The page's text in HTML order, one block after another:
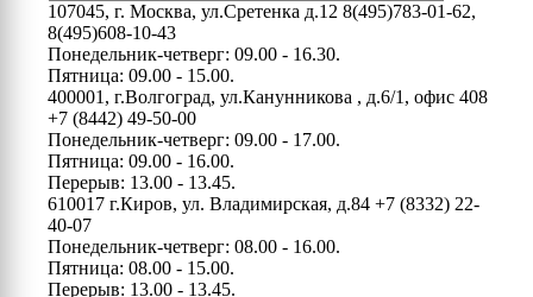
107045, г. Москва, ул.Сретенка д.12 8(495)783-01-62,
8(495)608-10-43
Понедельник-четверг: 09.00 - 16.30.
Пятница: 09.00 - 15.00.
400001, г.Волгоград, ул.Канунникова , д.6/1, офис 408
+7 (8442) 49-50-00
Понедельник-четверг: 09.00 - 17.00.
Пятница: 09.00 - 16.00.
Перерыв: 13.00 - 13.45.
610017 г.Киров, ул. Владимирская, д.84 +7 (8332) 22-
40-07
Понедельник-четверг: 08.00 - 16.00.
Пятница: 08.00 - 15.00.
Перерыв: 13.00 - 13.45.